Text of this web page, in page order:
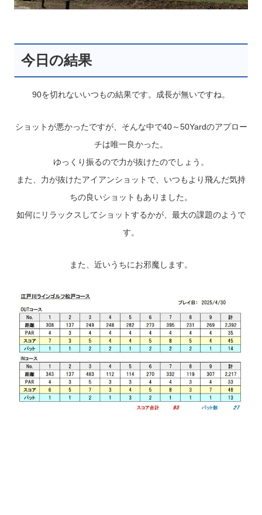
今日の結果
90を切れないいつもの結果です。成長が無いですね。
ショットが悪かったですが、そんな中で40～50Yardのアプロー
チは唯一良かった。
ゆっくり振るので力が抜けたのでしょう。
また、力が抜けたアイアンショットで、いつもより飛んだ気持
ちの良いショットもありました。
如何にリラックスしてショットするかが、最大の課題のようで
す。
また、近いうちにお邪魔します。